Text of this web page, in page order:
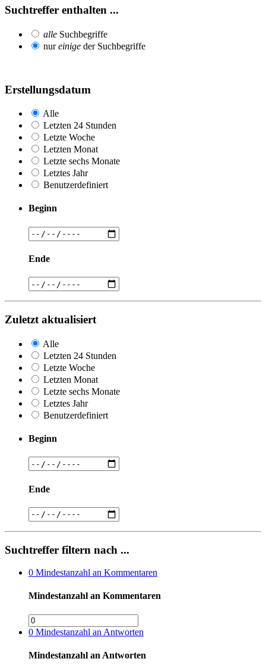
Suchtreffer enthalten ...
alle Suchbegriffe
nureinige der Suchbegriffe
Erstellungsdatum
Alle
Letzten 24 Stunden
Letzte Woche
Letzten Monat
Letzte sechs Monate
Letztes Jahr
Benutzerdefiniert
Beginn
Ende
Zuletzt aktualisiert
Alle
Letzten 24 Stunden
Letzte Woche
Letzten Monat
Letzte sechs Monate
Letztes Jahr
Benutzerdefiniert
Beginn
Ende
Suchtreffer filtern nach ...
0 Mindestanzahl an Kommentaren
Mindestanzahl an Kommentaren
0 Mindestanzahl an Antworten
Mindestanzahl an Antworten